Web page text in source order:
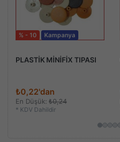
% - 10 Kampanya
PLASTİK MİNİFİX TIPASI
₺0,22'dan
En Düşük: ₺0,24
* KDV Dahildir